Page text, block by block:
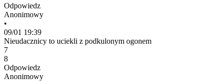
Odpowiedz
Anonimowy
•
09/01 19:39
Nieudacznicy to uciekli z podkulonym ogonem
7
8
Odpowiedz
Anonimowy